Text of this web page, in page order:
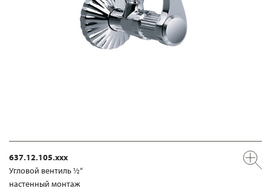
637.12.105.xxx
Угловой вентиль ½“
настенный монтаж